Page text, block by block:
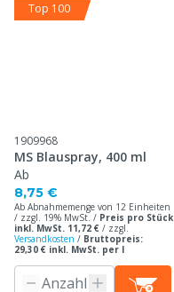
Top 100
1909968
MS Blauspray, 400 ml
Ab
8,75 €
Ab Abnahmemenge von 12 Einheiten
/ zzgl. 19% MwSt. / Preis pro Stück
inkl. MwSt. 11,72 € / zzgl.
Versandkosten / Bruttopreis:
29,30 € inkl. MwSt. per l